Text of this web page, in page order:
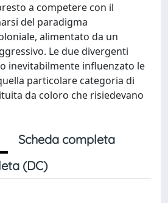
a competere con il
del paradigma
alimentato da un
Le due divergenti
inevitabilmente influenzato le
particolare categoria di
da coloro che risiedevano
Scheda completa
(DC)